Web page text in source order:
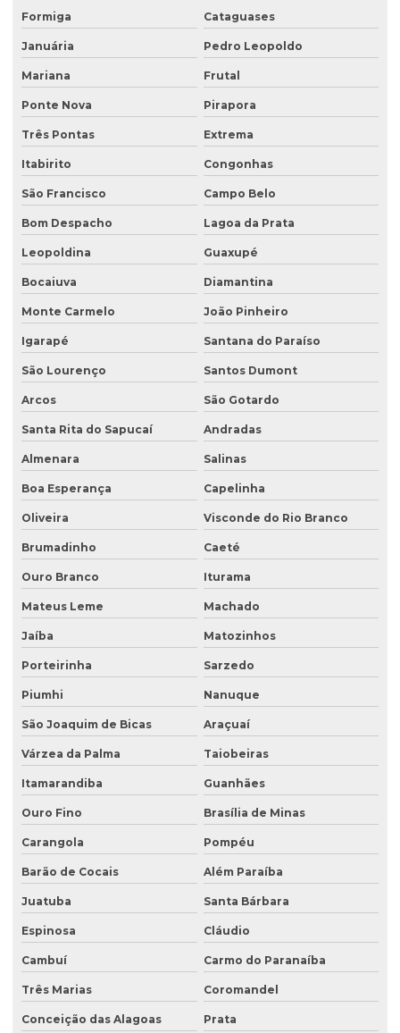
Ensaio percolação do solo
Ensaio triaxial de solos
Escritório de consultoria ambiental
Estudo hidrogeológico
Estudo hidrológico
Estudo hidrológico para outorga
Estudo hidrológico para pontes
Estudo de passivo ambiental
Exploração de águas subterrâneas
Gerenciamento de efluentes
Instalação de tanques de combustíveis subterrâneos
Investigação ambiental
Investigação ambiental confirmatória
Investigação ambiental detalhada
Investigação ambiental preliminar
Investigação confirmatória
Investigação confirmatória de passivo ambiental
Investigação detalhada de passivo ambiental
Laboratório de análise de água
Laboratório de análise de efluentes
Laudo hidrogeológico
Laudo de passivo ambiental
Licenciamento ambiental de aterro sanitário
Licenciamento ambiental para atividades agropecuárias
Licenciamento ambiental de atividades rurais
Licenciamento ambiental de barragens
Licenciamento ambiental condomínio residencial
Licenciamento ambiental para construção civil
Licenciamento ambiental para empresas
Licenciamento ambiental de fábricas
Formiga Cataguases
Januária Pedro Leopoldo
Mariana Frutal
Ponte Nova Pirapora
Três Pontas Extrema
Itabirito Congonhas
São Francisco Campo Belo
Bom Despacho Lagoa da Prata
Leopoldina Guaxupé
Bocaiuva Diamantina
Monte Carmelo João Pinheiro
Igarapé Santana do Paraíso
São Lourenço Santos Dumont
Arcos São Gotardo
Santa Rita do Sapucaí Andradas
Almenara Salinas
Boa Esperança Capelinha
Oliveira Visconde do Rio Branco
Brumadinho Caeté
Ouro Branco Iturama
Mateus Leme Machado
Jaíba Matozinhos
Porteirinha Sarzedo
Piumhi Nanuque
São Joaquim de Bicas Araçuaí
Várzea da Palma Taiobeiras
Itamarandiba Guanhães
Ouro Fino Brasília de Minas
Carangola Pompéu
Barão de Cocais Além Paraíba
Juatuba Santa Bárbara
Espinosa Cláudio
Cambuí Carmo do Paranaíba
Três Marias Coromandel
Conceição das Alagoas Prata